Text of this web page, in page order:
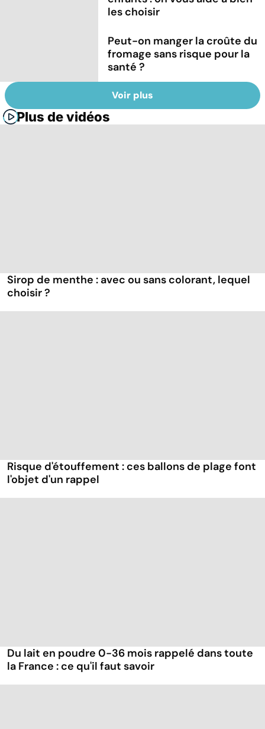
les choisir
Peut-on manger la croûte du
fromage sans risque pour la
santé ?
Voir plus
Plus de vidéos
Sirop de menthe : avec ou sans colorant, lequel
choisir ?
Risque d'étouffement : ces ballons de plage font
l'objet d'un rappel
Du lait en poudre 0-36 mois rappelé dans toute
la France : ce qu'il faut savoir